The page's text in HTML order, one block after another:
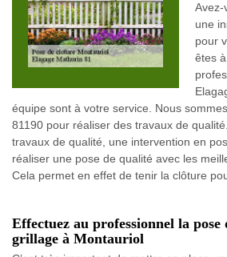
Avez-
une
pour
êtes
équipe sont à votre service. Nous
81190 pour réaliser des travaux de
travaux de qualité, une intervention en
réaliser une pose de qualité avec les
Cela permet en effet de tenir la clôture
Effectuez au professionnel la pose
grillage à Montauriol